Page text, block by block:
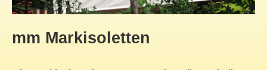
mm Markisoletten